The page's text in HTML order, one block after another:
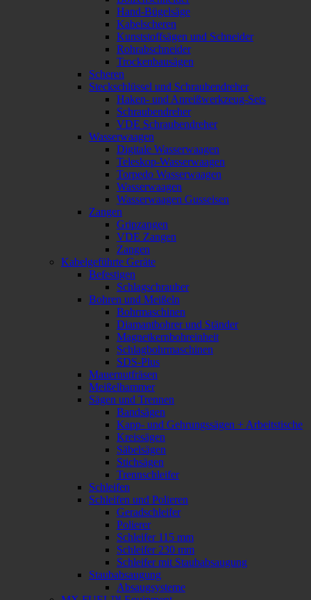
Hand-Bügelsäge
Kabelscheren
Kunststoffsägen und Schneider
Rohrabschneider
Trockenbausägen
Scheren
Steckschlüssel und Schraubendreher
Haken- und Anreißwerkzeug-Sets
Schraubendreher
VDE Schraubendreher
Wasserwaagen
Digitale Wasserwaagen
Teleskop-Wasserwaagen
Torpedo Wasserwaagen
Wasserwaagen
Wasserwaagen Gusseisen
Zangen
Gripzangen
VDE Zangen
Zangen
Kabelgeführte Geräte
Befestigen
Schlagschrauber
Bohren und Meißeln
Bohrmaschinen
Diamantbohrer und Ständer
Magnetkernbohreinheit
Schlagbohrmaschinen
SDS-Plus
Mauernutfräsen
Meißelhammer
Sägen und Trennen
Bandsägen
Kapp- und Gehrungssägen + Arbeitstische
Kreissägen
Säbelsägen
Stichsägen
Trennschleifer
Schleifen
Schleifen und Polieren
Geradschleifer
Polierer
Schleifer 115 mm
Schleifer 230 mm
Schleifer mit Staubabsaugung
Staubabsaugung
Absaugsysteme